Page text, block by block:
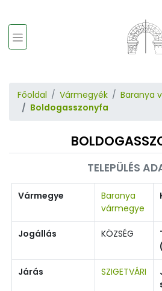
Főoldal Vármegyék
Baranya
Boldogasszonyfa
TELEPÜLÉS
Vármegye
Baranya
vármegye
Jogállás KÖZSÉG
Járás SZIGETVÁRI